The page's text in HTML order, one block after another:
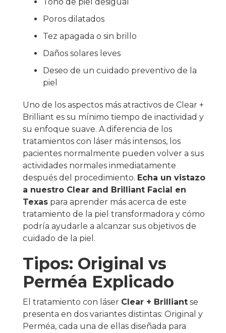
Poros dilatados
Tez apagada o sin brillo
Daños solares leves
Deseo de un cuidado preventivo de la
piel
Uno de los aspectos más atractivos de Clear +
Brilliant es su mínimo tiempo de inactividad y
su enfoque suave. A diferencia de los
tratamientos con láser más intensos, los
pacientes normalmente pueden volver a sus
actividades normales inmediatamente
después del procedimiento. Echa un vistazo
a nuestro Clear and Brilliant Facial en
Texas para aprender más acerca de este
tratamiento de la piel transformadora y cómo
podría ayudarle a alcanzar sus objetivos de
cuidado de la piel.
Tipos: Original vs
Perméa Explicado
El tratamiento con láser Clear + Brilliant se
presenta en dos variantes distintas: Original y
Perméa, cada una de ellas diseñada para